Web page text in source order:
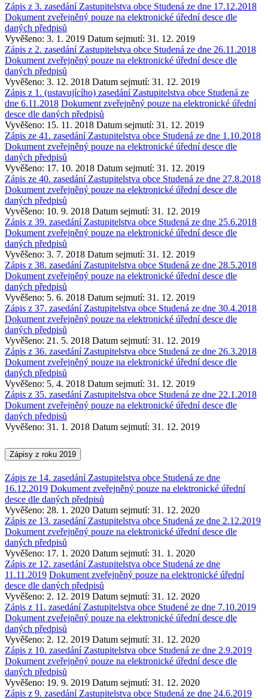
Zápis z 3. zasedání Zastupitelstva obce Studená ze dne 17.12.2018
Dokument zveřejněný pouze na elektronické úřední desce dle
daných předpisů
Vyvěšeno: 3. 1. 2019 Datum sejmutí: 31. 12. 2019
Zápis z 2. zasedání Zastupitelstva obce Studená ze dne 26.11.2018
Dokument zveřejněný pouze na elektronické úřední desce dle
daných předpisů
Vyvěšeno: 3. 12. 2018 Datum sejmutí: 31. 12. 2019
Zápis z 1. (ustavujícího) zasedání Zastupitelstva obce Studená ze
dne 6.11.2018 Dokument zveřejněný pouze na elektronické úřední
desce dle daných předpisů
Vyvěšeno: 15. 11. 2018 Datum sejmutí: 31. 12. 2019
Zápis ze 41. zasedání Zastupitelstva obce Studená ze dne 1.10.2018
Dokument zveřejněný pouze na elektronické úřední desce dle
daných předpisů
Vyvěšeno: 17. 10. 2018 Datum sejmutí: 31. 12. 2019
Zápis ze 40. zasedání Zastupitelstva obce Studená ze dne 27.8.2018
Dokument zveřejněný pouze na elektronické úřední desce dle
daných předpisů
Vyvěšeno: 10. 9. 2018 Datum sejmutí: 31. 12. 2019
Zápis z 39. zasedání Zastupitelstva obce Studená ze dne 25.6.2018
Dokument zveřejněný pouze na elektronické úřední desce dle
daných předpisů
Vyvěšeno: 3. 7. 2018 Datum sejmutí: 31. 12. 2019
Zápis z 38. zasedání Zastupitelstva obce Studená ze dne 28.5.2018
Dokument zveřejněný pouze na elektronické úřední desce dle
daných předpisů
Vyvěšeno: 5. 6. 2018 Datum sejmutí: 31. 12. 2019
Zápis z 37. zasedání Zastupitelstva obce Studená ze dne 30.4.2018
Dokument zveřejněný pouze na elektronické úřední desce dle
daných předpisů
Vyvěšeno: 21. 5. 2018 Datum sejmutí: 31. 12. 2019
Zápis z 36. zasedání Zastupitelstva obce Studená ze dne 26.3.2018
Dokument zveřejněný pouze na elektronické úřední desce dle
daných předpisů
Vyvěšeno: 5. 4. 2018 Datum sejmutí: 31. 12. 2019
Zápis z 35. zasedání Zastupitelstva obce Studená ze dne 22.1.2018
Dokument zveřejněný pouze na elektronické úřední desce dle
daných předpisů
Vyvěšeno: 31. 1. 2018 Datum sejmutí: 31. 12. 2019
Zápisy z roku 2019
Zápis ze 14. zasedání Zastupitelstva obce Studená ze dne
16.12.2019 Dokument zveřejněný pouze na elektronické úřední
desce dle daných předpisů
Vyvěšeno: 28. 1. 2020 Datum sejmutí: 31. 12. 2020
Zápis ze 13. zasedání Zastupitelstva obce Studená ze dne 2.12.2019
Dokument zveřejněný pouze na elektronické úřední desce dle
daných předpisů
Vyvěšeno: 17. 1. 2020 Datum sejmutí: 31. 1. 2020
Zápis ze 12. zasedání Zastupitelstva obce Studená ze dne
11.11.2019 Dokument zveřejněný pouze na elektronické úřední
desce dle daných předpisů
Vyvěšeno: 2. 12. 2019 Datum sejmutí: 31. 12. 2020
Zápis z 11. zasedání Zastupitelstva obce Studené ze dne 7.10.2019
Dokument zveřejněný pouze na elektronické úřední desce dle
daných předpisů
Vyvěšeno: 2. 12. 2019 Datum sejmutí: 31. 12. 2020
Zápis z 10. zasedání Zastupitelstva obce Studená ze dne 2.9.2019
Dokument zveřejněný pouze na elektronické úřední desce dle
daných předpisů
Vyvěšeno: 19. 9. 2019 Datum sejmutí: 31. 12. 2020
Zápis z 9. zasedání Zastupitelstva obce Studená ze dne 24.6.2019